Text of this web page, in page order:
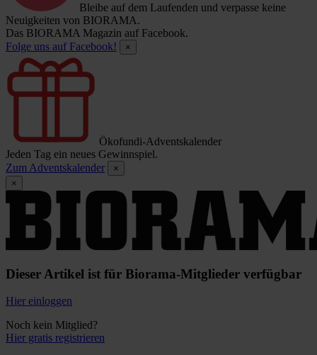
Bleibe auf dem Laufenden und verpasse keine
Neuigkeiten von BIORAMA.
Das BIORAMA Magazin auf Facebook.
Folge uns auf Facebook!
×
Ökofundi-Adventskalender
Jeden Tag ein neues Gewinnspiel.
Zum Adventskalender
×
×
Dieser Artikel ist für Biorama-Mitglieder verfügbar
Hier einloggen
Noch kein Mitglied?
Hier gratis registrieren